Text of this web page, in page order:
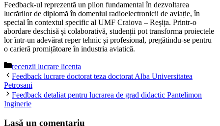
Feedback-ul reprezentă un pilon fundamental în dezvoltarea
lucrărilor de diplomă în domeniul radioelectronicii de aviație, în
special în contextul specific al UMF Craiova – Reșița. Printr-o
abordare deschisă și colaborativă, studenții pot transforma proiectele
lor într-un adevărat reper tehnic și profesional, pregătindu-se pentru
o carieră promițătoare în industria aviatică.
Categorii
recenzii lucrare licenta
Feedback lucrare doctorat teza doctorat Alba Universitatea
Petrosani
Feedback detaliat pentru lucrarea de grad didactic Pantelimon
Inginerie
Lasă un comentariu